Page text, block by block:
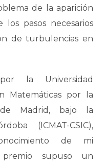
de la aparición
pasos necesarios
de turbulencias en
la Universidad
Matemáticas por la
de Madrid, bajo la
(ICMAT-CSIC),
de mi
supuso un